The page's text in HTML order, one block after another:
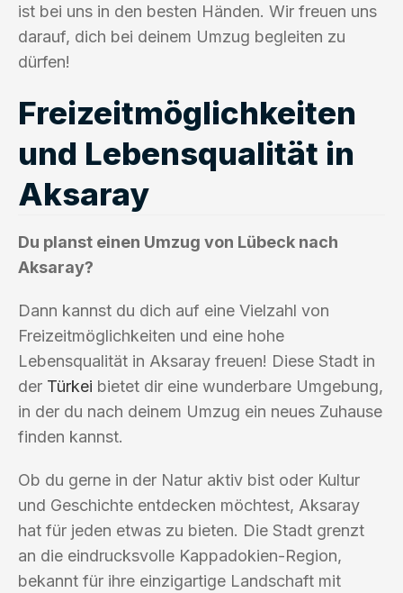
ist bei uns in den besten Händen. Wir freuen uns
darauf, dich bei deinem Umzug begleiten zu
dürfen!
Freizeitmöglichkeiten
und Lebensqualität in
Aksaray
Du planst einen Umzug von Lübeck nach
Aksaray?
Dann kannst du dich auf eine Vielzahl von
Freizeitmöglichkeiten und eine hohe
Lebensqualität in Aksaray freuen! Diese Stadt in
der Türkei bietet dir eine wunderbare Umgebung,
in der du nach deinem Umzug ein neues Zuhause
finden kannst.
Ob du gerne in der Natur aktiv bist oder Kultur
und Geschichte entdecken möchtest, Aksaray
hat für jeden etwas zu bieten. Die Stadt grenzt
an die eindrucksvolle Kappadokien-Region,
bekannt für ihre einzigartige Landschaft mit